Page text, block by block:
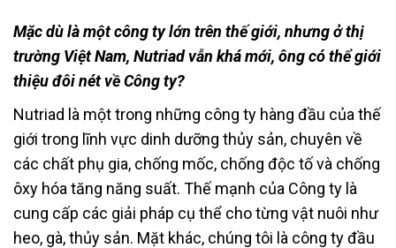
Mặc dù là một công ty lớn trên thế giới, nhưng ở thị
trường Việt Nam, Nutriad vẫn khá mới, ông có thể giới
thiệu đôi nét về Công ty?
Nutriad là một trong những công ty hàng đầu của thế
giới trong lĩnh vực dinh dưỡng thủy sản, chuyên về
các chất phụ gia, chống mốc, chống độc tố và chống
ôxy hóa tăng năng suất. Thế mạnh của Công ty là
cung cấp các giải pháp cụ thể cho từng vật nuôi như
heo, gà, thủy sản. Mặt khác, chúng tôi là công ty đầu